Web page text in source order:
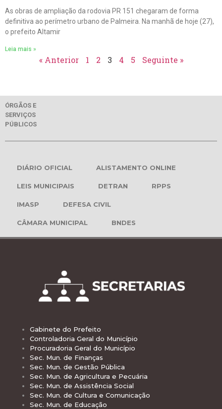
As obras de ampliação da rodovia PR 151 chegaram de forma
definitiva ao perímetro urbano de Palmeira. Na manhã de hoje (27),
o prefeito Altamir
Leia mais »
« Anterior 1 2 3 4 5 Seguinte »
ÓRGÃOS E
SERVIÇOS
PÚBLICOS
DIÁRIO OFICIAL ALISTAMENTO ONLINE
LEIS MUNICIPAIS DETRAN RPPS
IMASP DEFESA CIVIL
CÂMARA MUNICIPAL BNDES
Gabinete do Prefeito
Controladoria Geral do Município
Procuradoria Geral do Município
Sec. Mun. de Finanças
Sec. Mun. de Gestão Pública
Sec. Mun. de Agricultura e Pecuária
Sec. Mun. de Assistência Social
Sec. Mun. de Cultura e Comunicação
Sec. Mun. de Educação